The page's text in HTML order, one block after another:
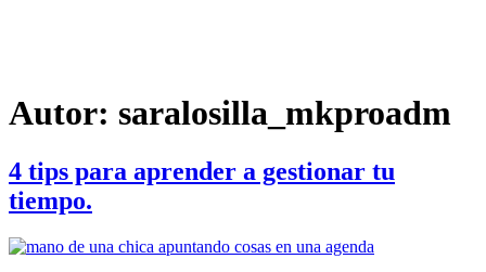
Autor: saralosilla_mkproadm
4 tips para aprender a gestionar tu
tiempo.